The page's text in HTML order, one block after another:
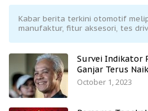
Kabar berita terkini otomotif
manufaktur, fitur aksesori, tes
Survei Indikator
Ganjar Terus
October 1, 2023